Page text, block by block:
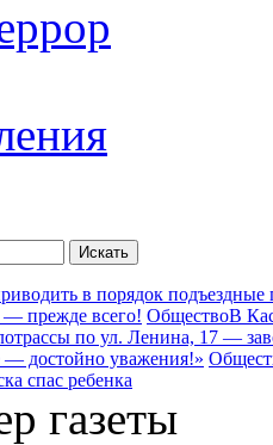
в порядок
— прежде всего! ОбществоВ
по ул. Ленина, 17 —
достойно уважения!»
спас ребенка
газеты